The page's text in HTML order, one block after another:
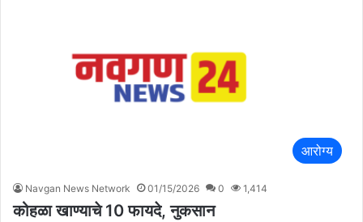
आरोग्य
Navgan News Network 01/15/2026 0 1,414
कोहळा खाण्याचे 10 फायदे, नुकसान